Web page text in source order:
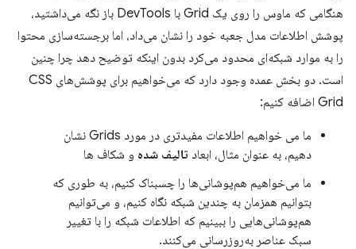
هنگامی که ماوس را روی یک Grid با DevTools باز نگه می‌داشتید،
پوشش اطلاعات مدل جعبه خود را نشان می‌داد، اما برجسته‌سازی محتوا
را به موارد شبکه‌ای محدود می‌کرد بدون اینکه توضیح دهد چرا چنین
است. دو بخش عمده وجود دارد که می‌خواهیم برای پوشش‌های CSS
Grid اضافه کنیم:
ما می خواهیم اطلاعات مفیدتری در مورد Grids نشان
دهیم، به عنوان مثال، ابعاد تالیف شده و شکاف ها
ما می‌خواهیم هم‌پوشانی‌ها را چسبناک کنیم، به طوری که
بتوانیم همزمان به چندین شبکه نگاه کنیم، و می‌توانیم
هم‌پوشانی‌هایی را ببینیم که اطلاعات شبکه را با تغییر
سبک عناصر به‌روزرسانی می‌کنند.